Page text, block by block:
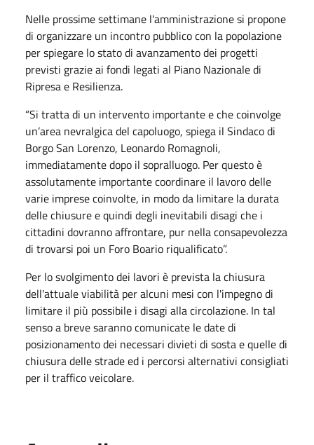
Nelle prossime settimane l'amministrazione si propone
di organizzare un incontro pubblico con la popolazione
per spiegare lo stato di avanzamento dei progetti
previsti grazie ai fondi legati al Piano Nazionale di
Ripresa e Resilienza.
“Si tratta di un intervento importante e che coinvolge
un’area nevralgica del capoluogo, spiega il Sindaco di
Borgo San Lorenzo, Leonardo Romagnoli,
immediatamente dopo il sopralluogo. Per questo è
assolutamente importante coordinare il lavoro delle
varie imprese coinvolte, in modo da limitare la durata
delle chiusure e quindi degli inevitabili disagi che i
cittadini dovranno affrontare, pur nella consapevolezza
di trovarsi poi un Foro Boario riqualificato”.
Per lo svolgimento dei lavori è prevista la chiusura
dell'attuale viabilità per alcuni mesi con l'impegno di
limitare il più possibile i disagi alla circolazione. In tal
senso a breve saranno comunicate le date di
posizionamento dei necessari divieti di sosta e quelle di
chiusura delle strade ed i percorsi alternativi consigliati
per il traffico veicolare.